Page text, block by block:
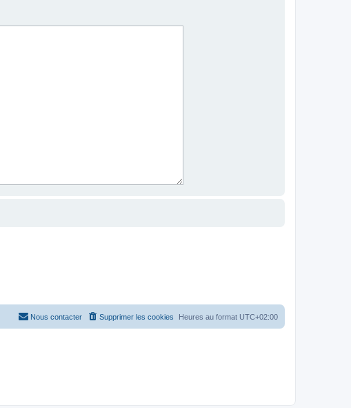
Heures au format UTC+02:00
Supprimer les cookies
Nous contacter